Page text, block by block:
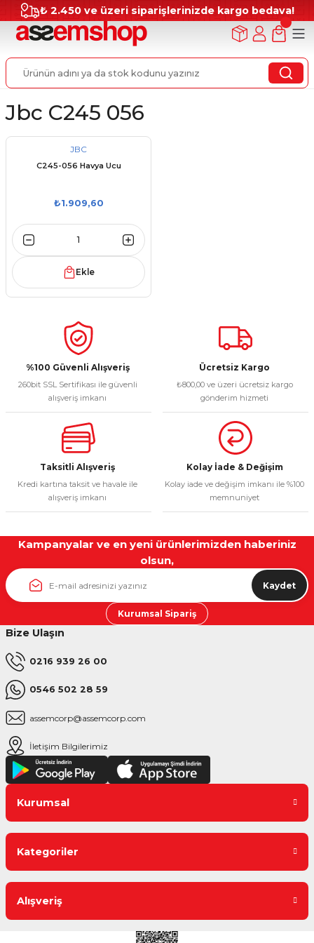
₺ 2.450 ve üzeri siparişlerinizde kargo bedava!
Jbc C245 056
JBC
C245-056 Havya Ucu
₺1.909,60
Ekle
%100 Güvenli Alışveriş
260bit SSL Sertifikası ile güvenli
alışveriş imkanı
Ücretsiz Kargo
₺800,00 ve üzeri ücretsiz kargo
gönderim hizmeti
Taksitli Alışveriş
Kredi kartına taksit ve havale ile
alışveriş imkanı
Kolay İade & Değişim
Kolay iade ve değişim imkanı ile %100
memnuniyet
Kampanyalar ve en yeni ürünlerimizden haberiniz
olsun,
Kaydet
Kurumsal Sipariş
Bize Ulaşın
0216 939 26 00
0546 502 28 59
assemcorp@assemcorp.com
İletişim Bilgilerimiz
Kurumsal
Kategoriler
Alışveriş